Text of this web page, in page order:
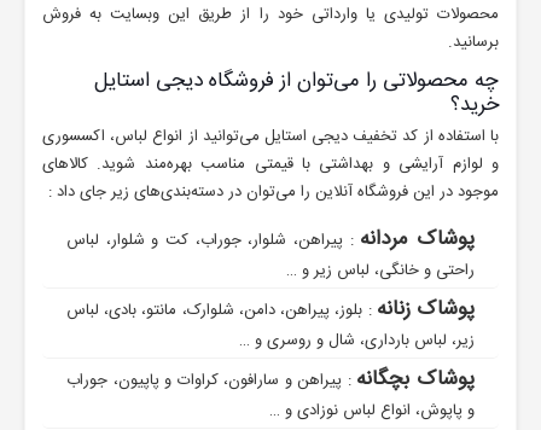
محصولات تولیدی یا وارداتی خود را از طریق این وبسایت به فروش
برسانید.
چه محصولاتی را می‌توان از فروشگاه دیجی استایل
خرید؟
با استفاده از کد تخفیف دیجی استایل می‌توانید از انواع لباس، اکسسوری
و لوازم آرایشی و بهداشتی با قیمتی مناسب بهره‌مند شوید. کالاهای
موجود در این فروشگاه آنلاین را می‌توان در دسته‌بندی‌های زیر جای داد :
پوشاک مردانه : پیراهن، شلوار، جوراب، کت و شلوار، لباس
راحتی و خانگی، لباس زیر و …
پوشاک زنانه : بلوز، پیراهن، دامن، شلوارک، مانتو، بادی، لباس
زیر، لباس بارداری، شال و روسری و …
پوشاک بچگانه : پیراهن و سارافون، کراوات و پاپیون، جوراب
و پاپوش، انواع لباس نوزادی و …